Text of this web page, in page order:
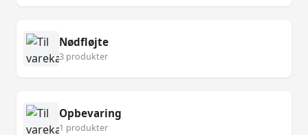
Nødfløjte
3 produkter
Opbevaring
1 produkter